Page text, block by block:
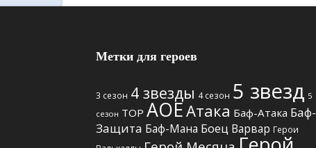
Метки для героев
3 сезон 4 звезды 4 сезон 5 звезд 5
сезон TOP АОЕАтака Баф-Атака Баф-
Защита Баф-Мана Боец Варвар Герои